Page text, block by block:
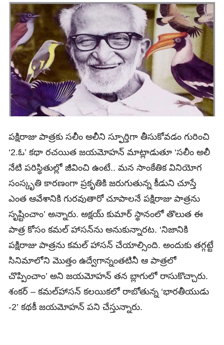
పక్షిరాజు పాత్రకు సలీం అలీని స్ఫూర్తిగా తీసుకోవడం గురించి
‘2.ఓ’ కథా రచయిత జయమోహన్‌ మాట్లాడుతూ ‘సలీం అలీ
నేటి పరిస్థితుల్లో జీవించి ఉంటే.. మన సాంకేతిక వినియోగ
సంస్కృతి కారణంగా ప్రకృతికి జరుగుతున్న కీడుని చూస్తే
ఎంత ఆవేశానికి గురవుతారో చూపాలనే పక్షిరాజు పాత్రను
సృష్టించాం’ అన్నారు. అక్షయ్‌ కుమార్‌ స్థానంలో తొలుత ఈ
పాత్ర కోసం కమల్‌ హాసన్‌ను అనుకున్నారట. ‘నిజానికి
పక్షిరాజు పాత్రను కమల్‌ హాసన్‌ చేయాల్సింది. అందుకు తగ్గట్టే
సినిమాలోని మొత్తం ఉద్వేగాన్నంతటినీ ఆ పాత్రలో
చొప్పించాం’ అని జయమోహన్‌ తన బ్లాగులో రాసుకొచ్చారు.
శంకర్‌ – కమల్‌హాసన్‌ కలయికలో రాబోతున్న ‘భారతీయుడు
-2’ కథకీ జయమోహన్‌ పని చేస్తున్నారు.